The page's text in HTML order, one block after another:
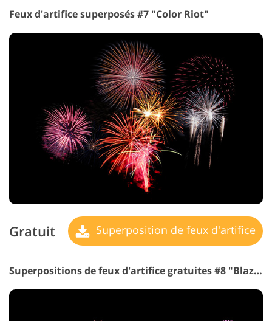
Feux d'artifice superposés #7 "Color Riot"
Gratuit Superposition de feux d'artifice
Superpositions de feux d'artifice gratuites #8 "Blazing Sea"